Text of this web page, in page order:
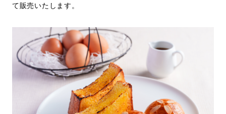
て販売いたします。